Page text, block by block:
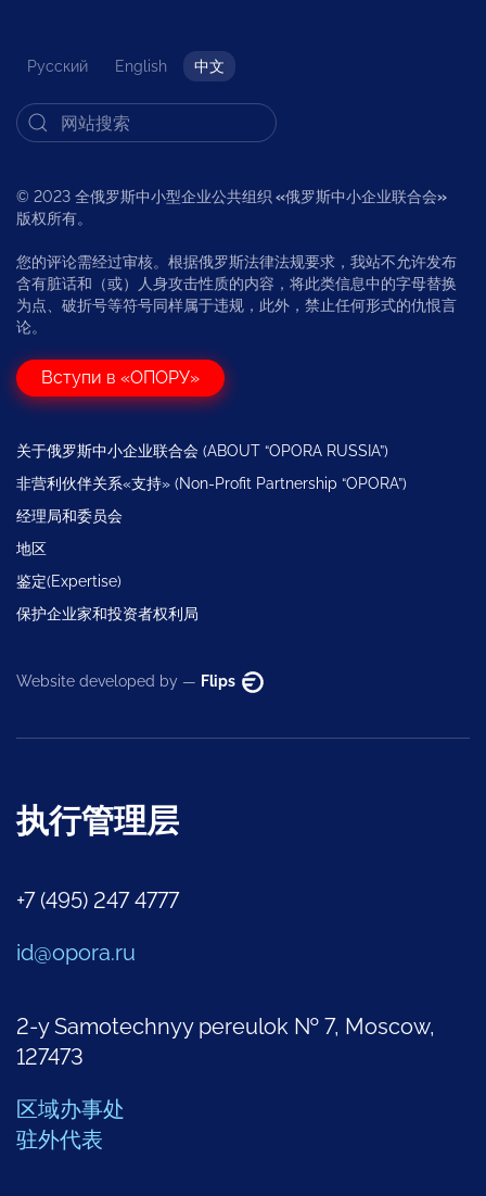
Русский English 中文
© 2023 全俄罗斯中小型企业公共组织 «俄罗斯中小企业联合会»
版权所有。
您的评论需经过审核。根据俄罗斯法律法规要求，我站不允许发布
含有脏话和（或）人身攻击性质的内容，将此类信息中的字母替换
为点、破折号等符号同样属于违规，此外，禁止任何形式的仇恨言
论。
Вступи в «ОПОРУ»
关于俄罗斯中小企业联合会 (ABOUT “OPORA RUSSIA”)
非营利伙伴关系«支持» (Non-Profit Partnership “OPORA”)
经理局和委员会
地区
鉴定(Expertise)
保护企业家和投资者权利局
Website developed by — Flips
执行管理层
+7 (495) 247 4777
id@opora.ru
2-y Samotechnyy pereulok № 7, Moscow,
127473
区域办事处
驻外代表